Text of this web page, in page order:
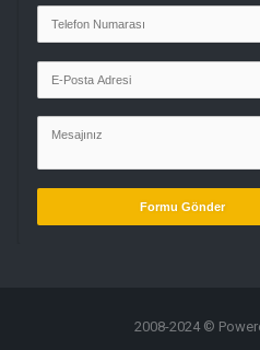
Formu Gönder
2008-2024 ©